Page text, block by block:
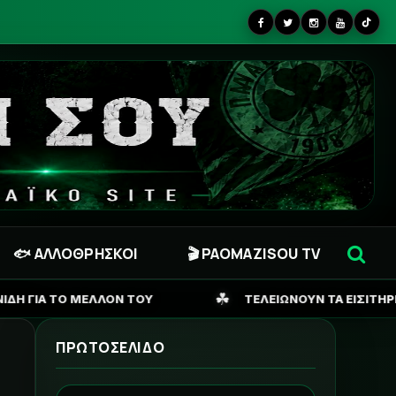
🐟 ΑΛΛΟΘΡΗΣΚΟΙ 🎬 PAOMAZISOU TV
☘ ΤΕΛΕΙΩΝΟΥΝ ΤΑ ΕΙΣΙΤΗΡΙΑ ΓΙΑ ΣΟΦΙΑ, ΖΗΤΑΕΙ
ΠΡΩΤΟΣΕΛΙΔΟ